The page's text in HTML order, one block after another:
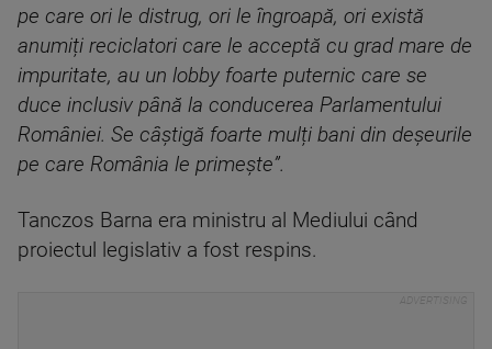
pe care ori le distrug, ori le îngroapă, ori există
anumiți reciclatori care le acceptă cu grad mare de
impuritate, au un lobby foarte puternic care se
duce inclusiv până la conducerea Parlamentului
României. Se câștigă foarte mulți bani din deșeurile
pe care România le primește”.
Tanczos Barna era ministru al Mediului când
proiectul legislativ a fost respins.